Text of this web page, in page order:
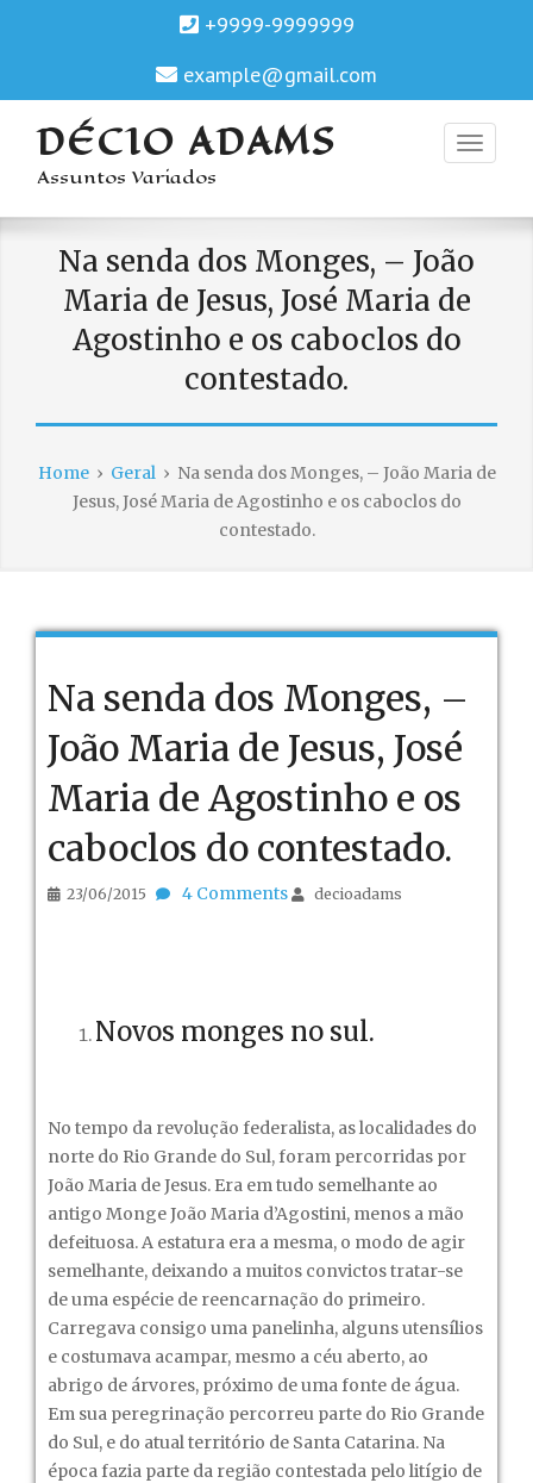
+9999-9999999
example@gmail.com
DÉCIO ADAMS
Assuntos Variados
Na senda dos Monges, – João
Maria de Jesus, José Maria de
Agostinho e os caboclos do
contestado.
Home› Geral› Na senda dos Monges, – João Maria de
Jesus, José Maria de Agostinho e os caboclos do
contestado.
Na senda dos Monges, –
João Maria de Jesus, José
Maria de Agostinho e os
caboclos do contestado.
23/06/2015 4 Comments decioadams
Novos monges no sul.
No tempo da revolução federalista, as localidades do
norte do Rio Grande do Sul, foram percorridas por
João Maria de Jesus. Era em tudo semelhante ao
antigo Monge João Maria d’Agostini, menos a mão
defeituosa. A estatura era a mesma, o modo de agir
semelhante, deixando a muitos convictos tratar-se
de uma espécie de reencarnação do primeiro.
Carregava consigo uma panelinha, alguns utensílios
e costumava acampar, mesmo a céu aberto, ao
abrigo de árvores, próximo de uma fonte de água.
Em sua peregrinação percorreu parte do Rio Grande
do Sul, e do atual território de Santa Catarina. Na
época fazia parte da região contestada pelo litígio de